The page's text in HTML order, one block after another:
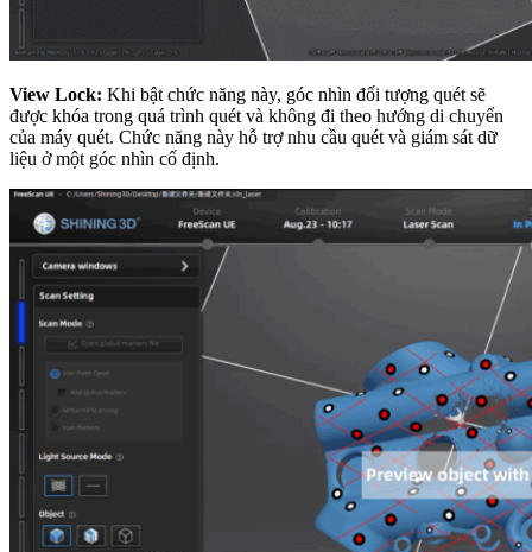
View Lock: Khi bật chức năng này, góc nhìn đối tượng quét sẽ
được khóa trong quá trình quét và không đi theo hướng di chuyển
của máy quét. Chức năng này hỗ trợ nhu cầu quét và giám sát dữ
liệu ở một góc nhìn cố định.